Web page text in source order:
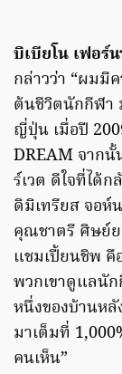
บิเบียโน เฟอร์
กล่าวว่า “ผมมี
ต้นชีวิตนักกีฬา
ญี่ปุ่น เมื่อปี
DREAM จากนั้
ร์เวต ดีใจที่ได้
ดิมิเทรียส จอ
คุณชาตรี ศิษย์ย
แชมเปี้ยนชิพ คื
พวกเขาดูแลนั
หนึ่งของบ้านห
มาเต็มที่
คนเห็น”